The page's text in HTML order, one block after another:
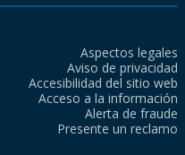
Aspectos legales
Aviso de privacidad
Accesibilidad del sitio web
Acceso a la información
Alerta de fraude
Presente un reclamo